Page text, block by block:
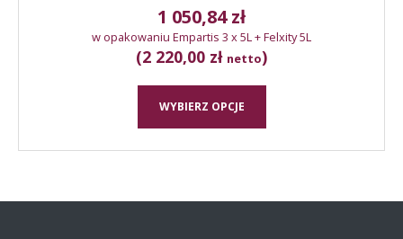
1 050,84zł
w opakowaniu Empartis 3 x 5L + Felxity 5L
(2 220,00 zł netto)
WYBIERZ OPCJE